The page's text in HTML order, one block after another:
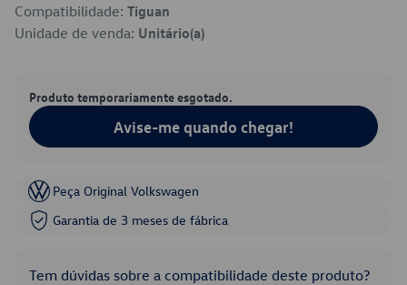
Compatibilidade: Tiguan
Unidade de venda: Unitário(a)
Produto temporariamente esgotado.
Avise-me quando chegar!
Peça Original Volkswagen
Garantia de 3 meses de fábrica
Tem dúvidas sobre a compatibilidade deste produto?